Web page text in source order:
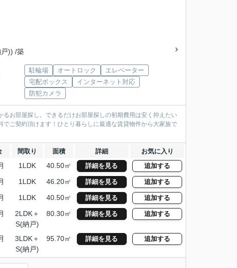
)) /築
駐輪場 オートロック
エレベーター
宅配ボックス
インターネット対応
防犯カメラ
お部屋探し。できるだけお部屋探しの初期費用は安く抑えたい
ご契約頂けます！ひとり暮らしに最適な賃貸物件から大家族で
間取り 面積 詳細 お気に入り
1LDK 40.50㎡ 詳細を見る 追加する
1LDK 46.20㎡ 詳細を見る 追加する
1LDK 40.50㎡ 詳細を見る 追加する
2LDK＋
S(納戸)
80.30㎡ 詳細を見る 追加する
3LDK＋
S(納戸)
95.70㎡ 詳細を見る 追加する